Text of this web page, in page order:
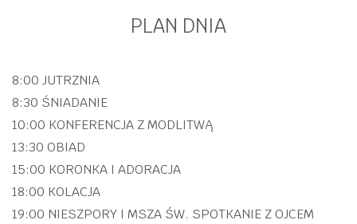
PLAN DNIA
8:00 JUTRZNIA
8:30 ŚNIADANIE
10:00 KONFERENCJA Z MODLITWĄ
13:30 OBIAD
15:00 KORONKA I ADORACJA
18:00 KOLACJA
19:00 NIESZPORY I MSZA ŚW. SPOTKANIE Z OJCEM